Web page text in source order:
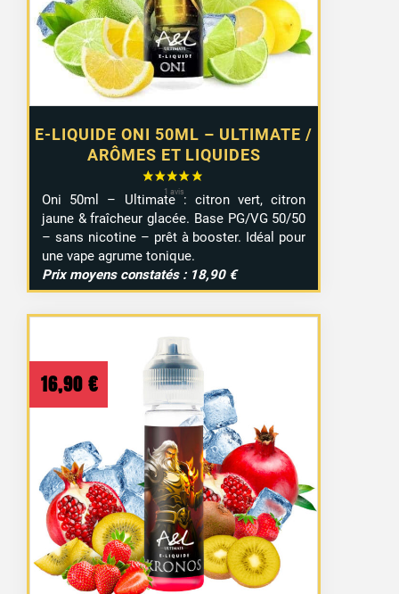
E-LIQUIDE ONI 50ML – ULTIMATE /
ARÔMES ET LIQUIDES
Oni 50ml – Ultimate : citron vert, citron
jaune & fraîcheur glacée. Base PG/VG 50/50
– sans nicotine – prêt à booster. Idéal pour
une vape agrume tonique.
Prix moyens constatés : 18,90 €
16,90 €